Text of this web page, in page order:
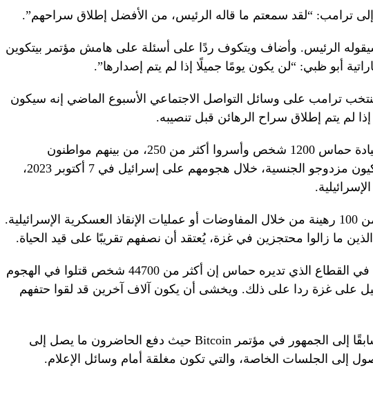
ترامب: “لقد سمعتم ما قاله الرئيس، من الأفضل إطلاق سراحهم”.
الرئيس. وأضاف ويتكوف ردًا على أسئلة على هامش مؤتمر بيتكوين
أبو ظبي: “لن يكون يومًا جميلًا إذا لم يتم إصدارها”.
ترامب على وسائل التواصل الاجتماعي الأسبوع الماضي إنه سيكون
لم يتم إطلاق سراح الرهائن قبل تنصيبه.
قتل مسلحون بقيادة حماس 1200 شخص وأسروا أكثر من 250، من بينهم مواطنون
إسرائيليون أمريكيون مزدوجو الجنسية، خلال هجومهم على إسرائيل في 7 أكتوبر 2023،
وتم تحرير أكثر من 100 رهينة من خلال المفاوضات أو عمليات الإنقاذ العسكرية الإسرائيلية.
وتقول السلطات في القطاع الذي تديره حماس إن أكثر من 44700 شخص قتلوا في الهجوم
على غزة ردا على ذلك. ويخشى أن يكون آلاف آخرين قد لقوا حتفهم
تحدث Witkoff سابقًا إلى الجمهور في مؤتمر Bitcoin حيث دفع الحاضرون ما يصل إلى